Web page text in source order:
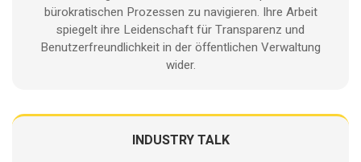
bürokratischen Prozessen zu navigieren. Ihre Arbeit
spiegelt ihre Leidenschaft für Transparenz und
Benutzerfreundlichkeit in der öffentlichen Verwaltung
wider.
INDUSTRY TALK